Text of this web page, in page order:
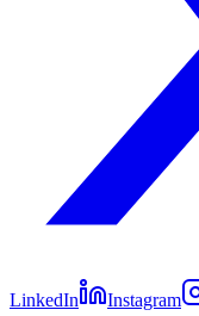
LinkedIn Instagram